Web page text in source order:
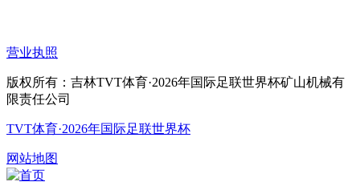
营业执照
版权所有：吉林TVT体育·2026年国际足联世界杯矿山机械有
限责任公司
TVT体育·2026年国际足联世界杯
网站地图